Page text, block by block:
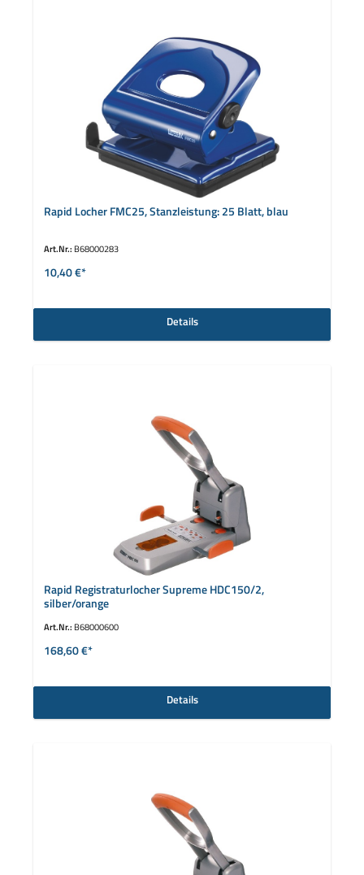
Rapid Locher FMC25, Stanzleistung: 25 Blatt, blau
Art.Nr.: B68000283
10,40 €*
Details
Rapid Registraturlocher Supreme HDC150/2,
silber/orange
Art.Nr.: B68000600
168,60 €*
Details